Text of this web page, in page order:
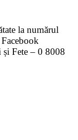
la numărul
și Fete – 0 8008